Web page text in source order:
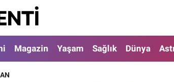
Magazin Yaşam Sağlık Dünya